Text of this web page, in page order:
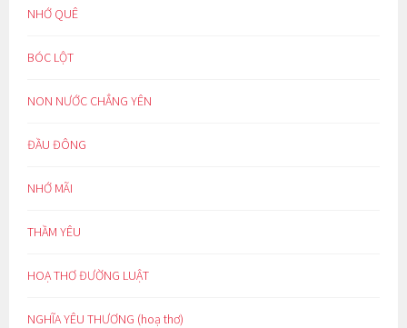
NHỚ QUÊ
BÓC LỘT
NON NƯỚC CHẲNG YÊN
ĐẦU ĐÔNG
NHỚ MÃI
THẦM YÊU
HOẠ THƠ ĐƯỜNG LUẬT
NGHĨA YÊU THƯƠNG (hoạ thơ)